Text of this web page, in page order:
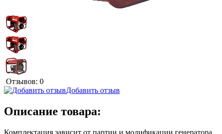
Отзывов: 0
Добавить отзыв
Описание товара:
Комплектация зависит от партии и модификации генератора,